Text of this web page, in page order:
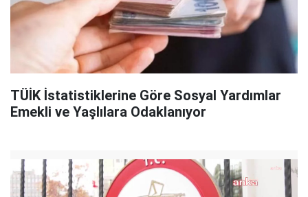
TÜİK İstatistiklerine Göre Sosyal Yardımlar
Emekli ve Yaşlılara Odaklanıyor